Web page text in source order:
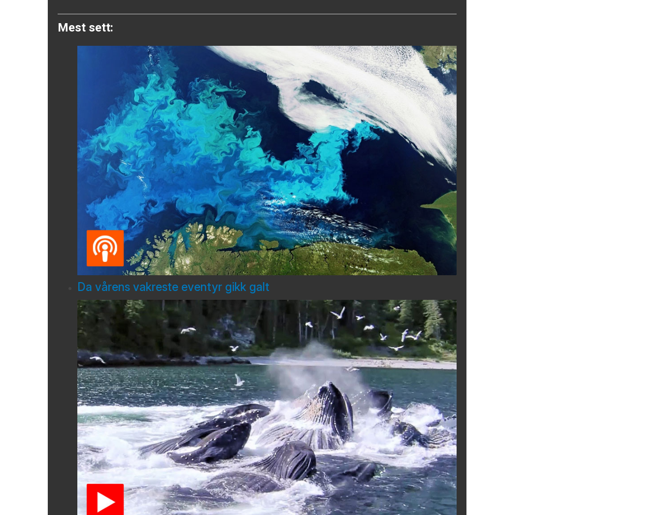
Mest sett:
Da vårens vakreste eventyr gikk galt